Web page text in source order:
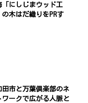
「にしじまウッド工
の木はだ織りをPRす
田市と万葉倶楽部のネ
ワークで広がる人脈と